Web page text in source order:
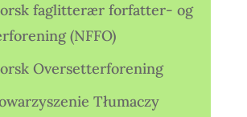
faglitterær forfatter- og
(NFFO)
Oversetterforening
Tłumaczy